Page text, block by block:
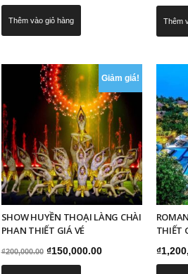
Thêm vào giỏ hàng Thêm
Giảm giá!
SHOW HUYỀN THOẠI LÀNG CHÀI
PHAN THIẾT GIÁ VÉ
₫200,000.00 Giá
gốc
₫150,000.00Giá
THIẾT
₫